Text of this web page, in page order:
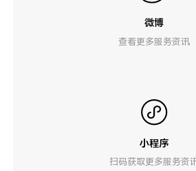
微博
查看更多服务资讯
小程序
扫码获取更多服务资